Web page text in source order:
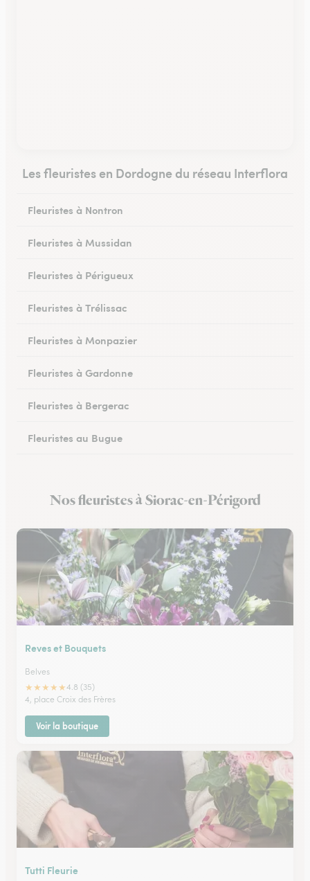
Les fleuristes en Dordogne du réseau Interflora
Fleuristes à Nontron
Fleuristes à Mussidan
Fleuristes à Périgueux
Fleuristes à Trélissac
Fleuristes à Monpazier
Fleuristes à Gardonne
Fleuristes à Bergerac
Fleuristes au Bugue
Fleuristes à Creysse
Nos fleuristes à Siorac-en-Périgord
Reves et Bouquets
Belves
★★★★★4.8 (35)
4, place Croix des Frères
Voir la boutique
Tutti Fleurie